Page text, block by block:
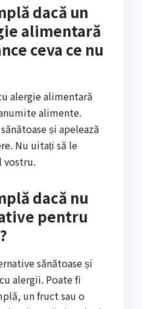
dacă un
alimentară
ceva ce nu
alergie alimentară
alimente.
și apelează
Nu uitați să le
vostru.
dacă nu
pentru
sănătoase și
alergii. Poate fi
un fruct sau o